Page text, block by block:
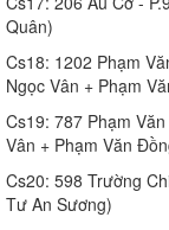
Quân)
Cs18: 1202 Phạm
Ngọc Vân + Phạm
Cs19: 787 Phạm
Vân + Phạm Văn
Cs20: 598 Trường
Tư An Sương)